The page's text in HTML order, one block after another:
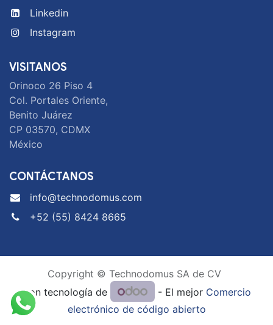
Linkedin
Instagram
VISITANOS
Orinoco 26 Piso 4
Col. Portales Oriente,
Benito Juárez
CP 03570, CDMX
México
CONTÁCTANOS
info@technodomus.com
+52 (55) 8424 8665
Copyright © Technodomus SA de CV
Con tecnología de
- El mejor Comercio
electrónico de código abierto